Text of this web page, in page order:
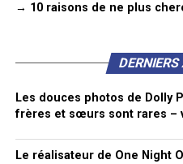
→ 10 raisons de ne plus
Les douces photos de Dolly
frères et sœurs sont rares –
Le réalisateur de One Night